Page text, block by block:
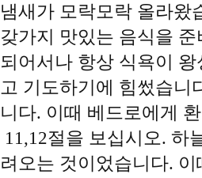
냄새가 모락모락 올라왔
갖가지 맛있는 음식을
되어서나 항상 식욕이
고 기도하기에 힘썼습니
니다. 이때 베드로에게
11,12절을 보십시오. 하
려오는 것이었습니다.